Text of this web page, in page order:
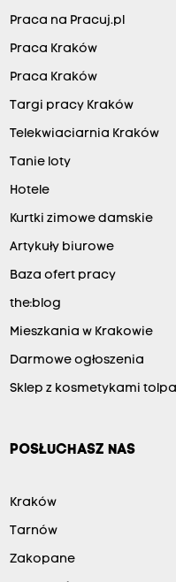
Praca na Pracuj.pl
Praca Kraków
Praca Kraków
Targi pracy Kraków
Telekwiaciarnia Kraków
Tanie loty
Hotele
Kurtki zimowe damskie
Artykuły biurowe
Baza ofert pracy
the:blog
Mieszkania w Krakowie
Darmowe ogłoszenia
Sklep z kosmetykami
POSŁUCHASZ NAS
Kraków
Tarnów
Zakopane